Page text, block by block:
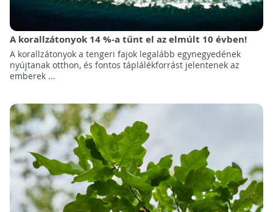
A korallzátonyok 14 %-a tűnt el az elmúlt 10 évben!
A korallzátonyok a tengeri fajok legalább egynegyedének
nyújtanak otthon, és fontos táplálékforrást jelentenek az
emberek ...